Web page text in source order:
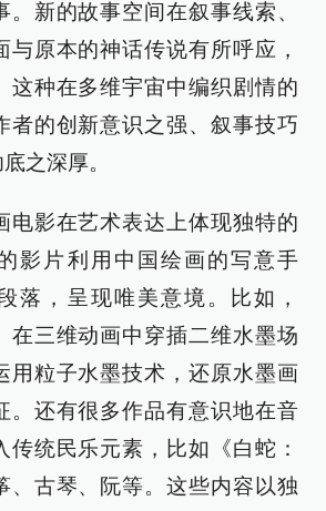
。新的故事空间在叙事线索、
与原本的神话传说有所呼应，
这种在多维宇宙中编织剧情的
者的创新意识之强、叙事技巧
之深厚。
电影在艺术表达上体现独特的
影片利用中国绘画的写意手
落，呈现唯美意境。比如，
在三维动画中穿插二维水墨场
用粒子水墨技术，还原水墨画
。还有很多作品有意识地在音
传统民乐元素，比如《白蛇：
、古琴、阮等。这些内容以独